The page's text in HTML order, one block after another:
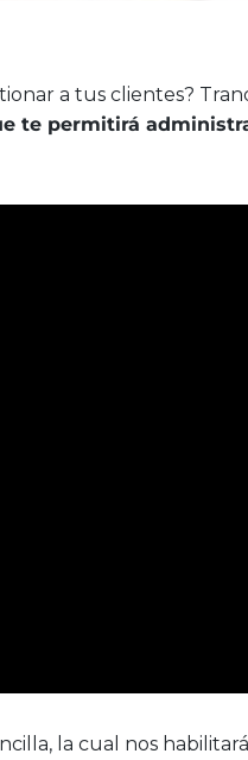
a tus clientes?
te permitirá
la cual nos